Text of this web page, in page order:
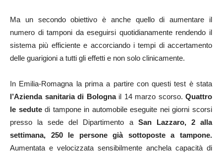
Ma un secondo obiettivo è anche quello di aumentare il
numero di tamponi da eseguirsi quotidianamente rendendo il
sistema più efficiente e accorciando i tempi di accertamento
delle guarigioni a tutti gli effetti e non solo clinicamente.
In Emilia-Romagna la prima a partire con questi test è stata
l’Azienda sanitaria di Bolognail 14 marzo scorso. Quattro
le sedutedi tampone in automobile eseguite nei giorni scorsi
presso la sede del Dipartimento aSan Lazzaro, 2 alla
settimana, 250 le persone già sottoposte a tampone.
Aumentata e velocizzata sensibilmente anchela capacità di